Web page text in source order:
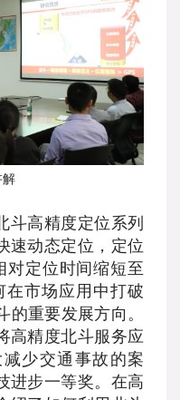
斗高精度定位系列
速动态定位，定位
对定位时间缩短至
市场应用中打破
重要发展方向。
高精度北斗服务应
少交通事故的案
进步一等奖。在高